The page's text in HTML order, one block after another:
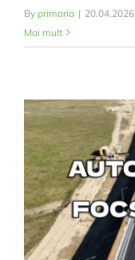
By primaria | 20.04.2026
Mai mult